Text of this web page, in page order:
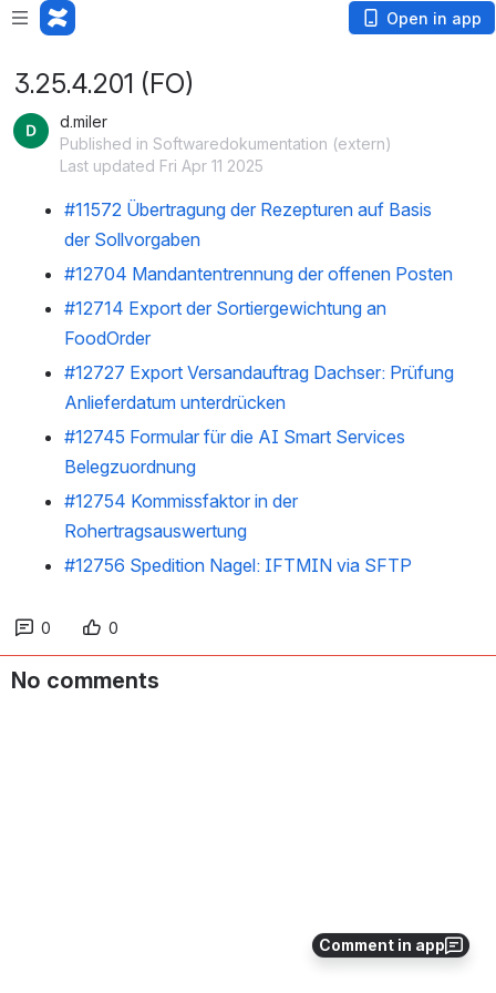
Open in app
Comment in app
3.25.4.201 (FO)
d.miler
Published in Softwaredokumentation (extern)
Last updated Fri Apr 11 2025
#11572 Übertragung der Rezepturen auf Basis
der Sollvorgaben
#12704 Mandantentrennung der offenen Posten
#12714 Export der Sortiergewichtung an
FoodOrder
#12727 Export Versandauftrag Dachser: Prüfung
Anlieferdatum unterdrücken
#12745 Formular für die AI Smart Services
Belegzuordnung
#12754 Kommissfaktor in der
Rohertragsauswertung
#12756 Spedition Nagel: IFTMIN via SFTP
0 0
No comments